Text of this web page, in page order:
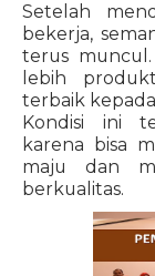
Setelah
bekerja,
terus
lebih
terbaik
Kondisi ini
karena bisa
maju dan
berkualitas.